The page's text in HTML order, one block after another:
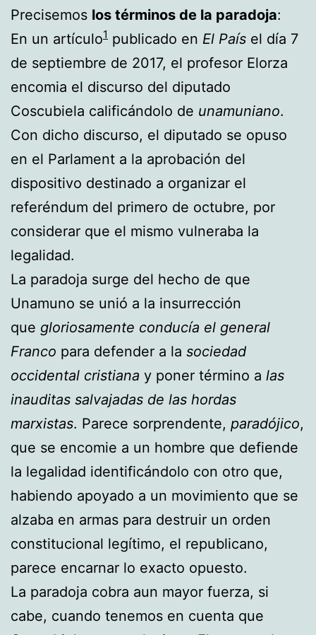
Precisemos los términos de la paradoja:
En un artículo1 publicado en El País el día 7
de septiembre de 2017, el profesor Elorza
encomia el discurso del diputado
Coscubiela calificándolo de unamuniano.
Con dicho discurso, el diputado se opuso
en el Parlament a la aprobación del
dispositivo destinado a organizar el
referéndum del primero de octubre, por
considerar que el mismo vulneraba la
legalidad.
La paradoja surge del hecho de que
Unamuno se unió a la insurrección
que gloriosamente conducía el general
Franco para defender a la sociedad
occidental cristiana y poner término a las
inauditas salvajadas de las hordas
marxistas. Parece sorprendente, paradójico,
que se encomie a un hombre que defiende
la legalidad identificándolo con otro que,
habiendo apoyado a un movimiento que se
alzaba en armas para destruir un orden
constitucional legítimo, el republicano,
parece encarnar lo exacto opuesto.
La paradoja cobra aun mayor fuerza, si
cabe, cuando tenemos en cuenta que